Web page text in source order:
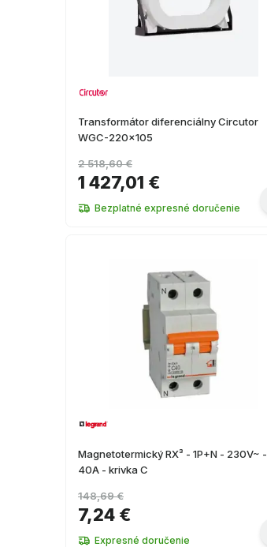
Transformátor diferenciálny Circutor
WGC-220x105
1 427,01 €
2 518,60 €
Bezplatné expresné doručenie
Magnetotermický RX³ - 1P+N - 230V~ -
40A - krivka C
7,24 €
148,69 €
Expresné doručenie